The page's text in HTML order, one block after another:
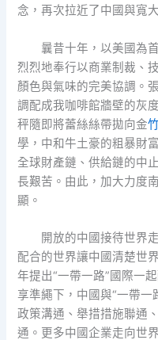
念，再次拉近了中國與寬
曩昔十年，以美國為
烈烈地奉行以商業制裁、
顏色與氣味的完美協調。
調配成我咖啡館牆壁的灰
秤隨即將蕾絲絲帶拋向金
學，中和牛土豪的粗暴財
全球財產鏈、供給鏈的中
長艱苦。由此，加大力度
顯。
開放的中國接待世界
配合的世界讓中國清楚世
年提出“一帶一路”國際一
享準繩下，中國與“一帶一
政策溝通、舉措措施聯通
通。更多中國企業走向世